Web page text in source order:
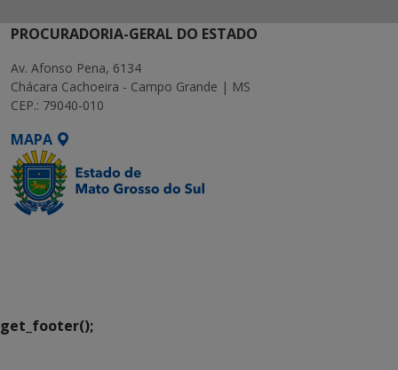
PROCURADORIA-GERAL DO ESTADO
Av. Afonso Pena, 6134
Chácara Cachoeira - Campo Grande | MS
CEP.: 79040-010
MAPA
get_footer();